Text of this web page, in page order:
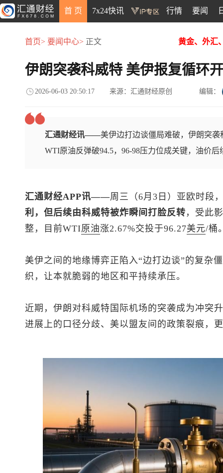
首 页 7x24快讯 行情 要闻
首页> 要闻中心> 正文 黄金、外汇
伊朗突袭科威特 美伊报复循环
2026-06-03 20:50:17 来源：汇通财经原创 编辑：
汇通财经讯——美伊边打边谈僵局难破，伊朗突
WTI原油反弹破94.5，96-98压力位成关键，油价后
汇通财经APP讯——周三（6月3日）亚欧时段
利，但后续由科威特被炸瞬间打脸反转 ，受此
整，目前WTI原油涨2.67%交投于96.27美元/桶
美伊之间的地缘博弈正陷入“边打边谈”的复杂
织，让本就脆弱的地区和平持续承压。
近期，伊朗对科威特国际机场的突袭成为冲突
进展上的口径分歧、美以盟友间的政策裂痕，